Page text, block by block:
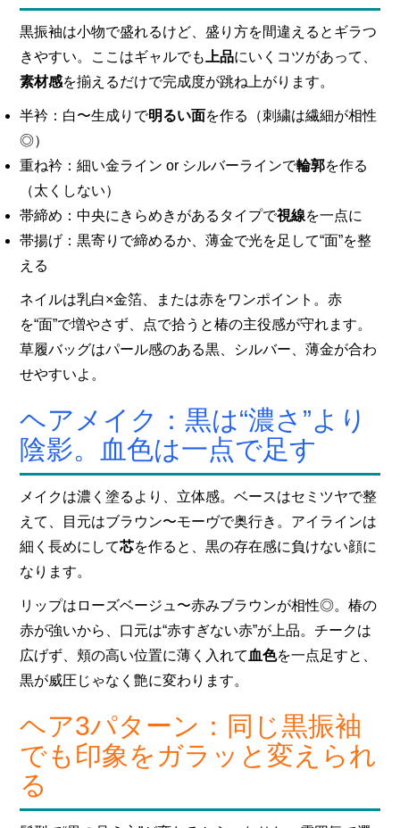
黒振袖は小物で盛れるけど、盛り方を間違えるとギラつ
きやすい。ここはギャルでも
上品にいくコツがあって、
素材感を揃えるだけで完成度が跳ね上がります。
半衿：白〜生成りで明るい面を作る（刺繍は繊細が相性
◎）
重ね衿：細い金ライン or シルバーラインで輪郭を作る
（太くしない）
帯締め：中央にきらめきがあるタイプで視線を一点に
帯揚げ：黒寄りで締めるか、薄金で光を足して“面”を整
える
ネイルは乳白×金箔、または赤をワンポイント。赤
を“面”で増やさず、点で拾うと椿の主役感が守れます。
草履バッグはパール感のある黒、シルバー、薄金が合わ
せやすいよ。
ヘアメイク：黒は“濃さ”より
陰影。血色は一点で足す
メイクは濃く塗るより、立体感。ベースはセミツヤで整
えて、目元はブラウン〜モーヴで奥行き。アイラインは
細く長めにして芯を作ると、黒の存在感に負けない顔に
なります。
リップはローズベージュ〜赤みブラウンが相性◎。椿の
赤が強いから、口元は“赤すぎない赤”が上品。チークは
広げず、頬の高い位置に薄く入れて 血色を一点足すと、
黒が威圧じゃなく艶に変わります。
ヘア3パターン：同じ黒振袖
でも印象をガラッと変えられ
る